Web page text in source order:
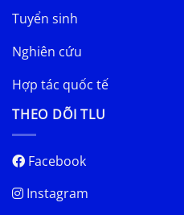
Tuyển sinh
Nghiên cứu
Hợp tác quốc tế
THEO DÕI TLU
Facebook
Instagram